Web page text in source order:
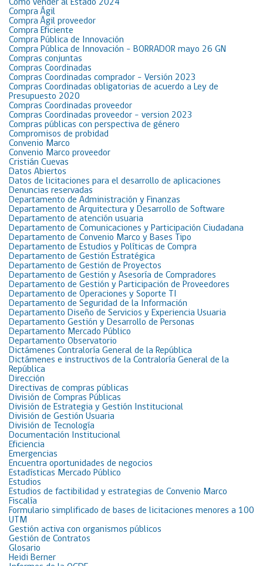
Cómo vender al Estado 2024
Compra Ágil
Compra Ágil proveedor
Compra Eficiente
Compra Pública de Innovación
Compra Pública de Innovación – BORRADOR mayo 26 GN
Compras conjuntas
Compras Coordinadas
Compras Coordinadas comprador – Versión 2023
Compras Coordinadas obligatorias de acuerdo a Ley de
Presupuesto 2020
Compras Coordinadas proveedor
Compras Coordinadas proveedor – version 2023
Compras públicas con perspectiva de género
Compromisos de probidad
Convenio Marco
Convenio Marco proveedor
Cristián Cuevas
Datos Abiertos
Datos de licitaciones para el desarrollo de aplicaciones
Denuncias reservadas
Departamento de Administración y Finanzas
Departamento de Arquitectura y Desarrollo de Software
Departamento de atención usuaria
Departamento de Comunicaciones y Participación Ciudadana
Departamento de Convenio Marco y Bases Tipo
Departamento de Estudios y Políticas de Compra
Departamento de Gestión Estratégica
Departamento de Gestión de Proyectos
Departamento de Gestión y Asesoría de Compradores
Departamento de Gestión y Participación de Proveedores
Departamento de Operaciones y Soporte TI
Departamento de Seguridad de la Información
Departamento Diseño de Servicios y Experiencia Usuaria
Departamento Gestión y Desarrollo de Personas
Departamento Mercado Público
Departamento Observatorio
Dictámenes Contraloría General de la República
Dictámenes e instructivos de la Contraloría General de la
República
Dirección
Directivas de compras públicas
División de Compras Públicas
División de Estrategia y Gestión Institucional
División de Gestión Usuaria
División de Tecnología
Documentación Institucional
Eficiencia
Emergencias
Encuentra oportunidades de negocios
Estadísticas Mercado Público
Estudios
Estudios de factibilidad y estrategias de Convenio Marco
Fiscalía
Formulario simplificado de bases de licitaciones menores a 100
UTM
Gestión activa con organismos públicos
Gestión de Contratos
Glosario
Heidi Berner